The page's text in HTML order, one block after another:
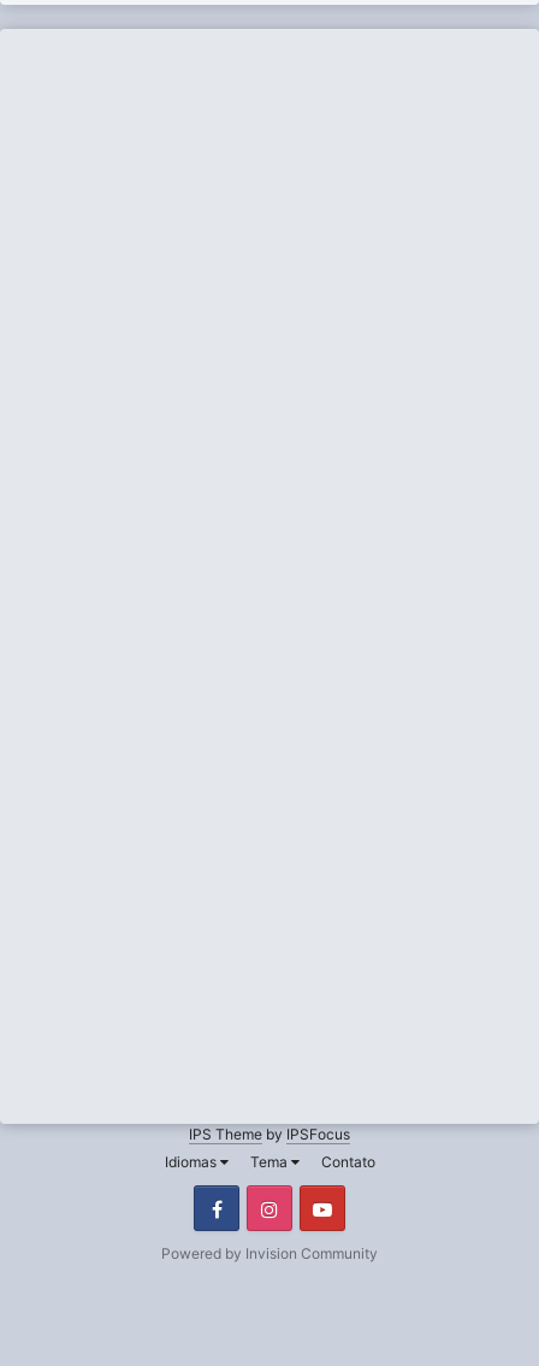
IPS Theme by IPSFocus
Idiomas
Tema Contato
FacebookInstagram
Powered by Invision Community